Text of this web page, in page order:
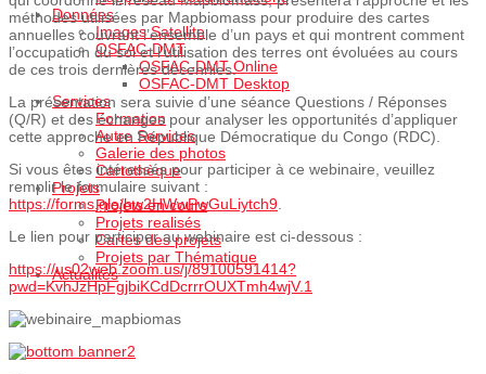
Données
Images Satellite
OSFAC-DMT
OSFAC-DMT Online
OSFAC-DMT Desktop
Services
Formation
Autre Services
Galerie des photos
Cartothèque
Projets
Projets en cours
Projets realisés
Cartes des projets
Projets par Thématique
Actualités
méthodes utilisées par Mapbiomass pour produire des cartes
annuelles couvrant l’ensemble d’un pays et qui montrent comment
l’occupation du sol et l’utilisation des terres ont évoluées au cours
de ces trois dernières décennies.
La présentation sera suivie d’une séance Questions / Réponses
(Q/R) et des échanges pour analyser les opportunités d’appliquer
cette approche en République Démocratique du Congo (RDC).
Si vous êtes intéressés pour participer à ce webinaire, veuillez
remplir le formulaire suivant :
https://forms.gle/hw2HWwPwGuLiytch9.
Le lien pour participer au webinaire est ci-dessous :
https://us02web.zoom.us/j/89100591414?
pwd=KvhJzHpFgjbiKCdDcrrrOUXTmh4wjV.1